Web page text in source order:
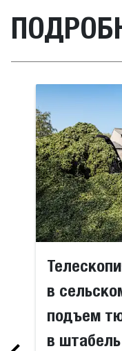
в
подъем
в